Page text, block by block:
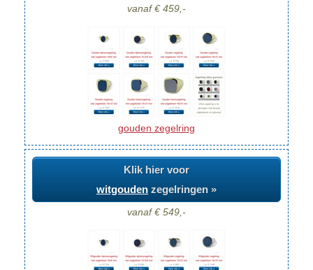
vanaf € 459,-
gouden zegelring
Klik hier voor
witgouden zegelringen »
vanaf € 549,-